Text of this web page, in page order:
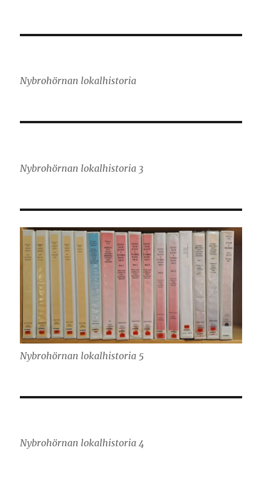
Nybrohörnan lokalhistoria
Nybrohörnan lokalhistoria 3
Nybrohörnan lokalhistoria 5
Nybrohörnan lokalhistoria 4